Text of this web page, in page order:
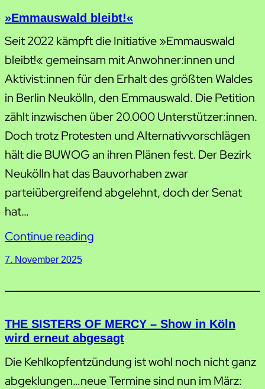
»Emmauswald bleibt!«
Seit 2022 kämpft die Initiative »Emmauswald
bleibt!« gemeinsam mit Anwohner:innen und
Aktivist:innen für den Erhalt des größten Waldes
in Berlin Neukölln, den Emmauswald. Die Petition
zählt inzwischen über 20.000 Unterstützer:innen.
Doch trotz Protesten und Alternativvorschlägen
hält die BUWOG an ihren Plänen fest. Der Bezirk
Neukölln hat das Bauvorhaben zwar
parteiübergreifend abgelehnt, doch der Senat
hat…
Continue reading
7. November 2025
THE SISTERS OF MERCY – Show in Köln
wird erneut abgesagt
Die Kehlkopfentzündung ist wohl noch nicht ganz
abgeklungen…neue Termine sind nun im März: